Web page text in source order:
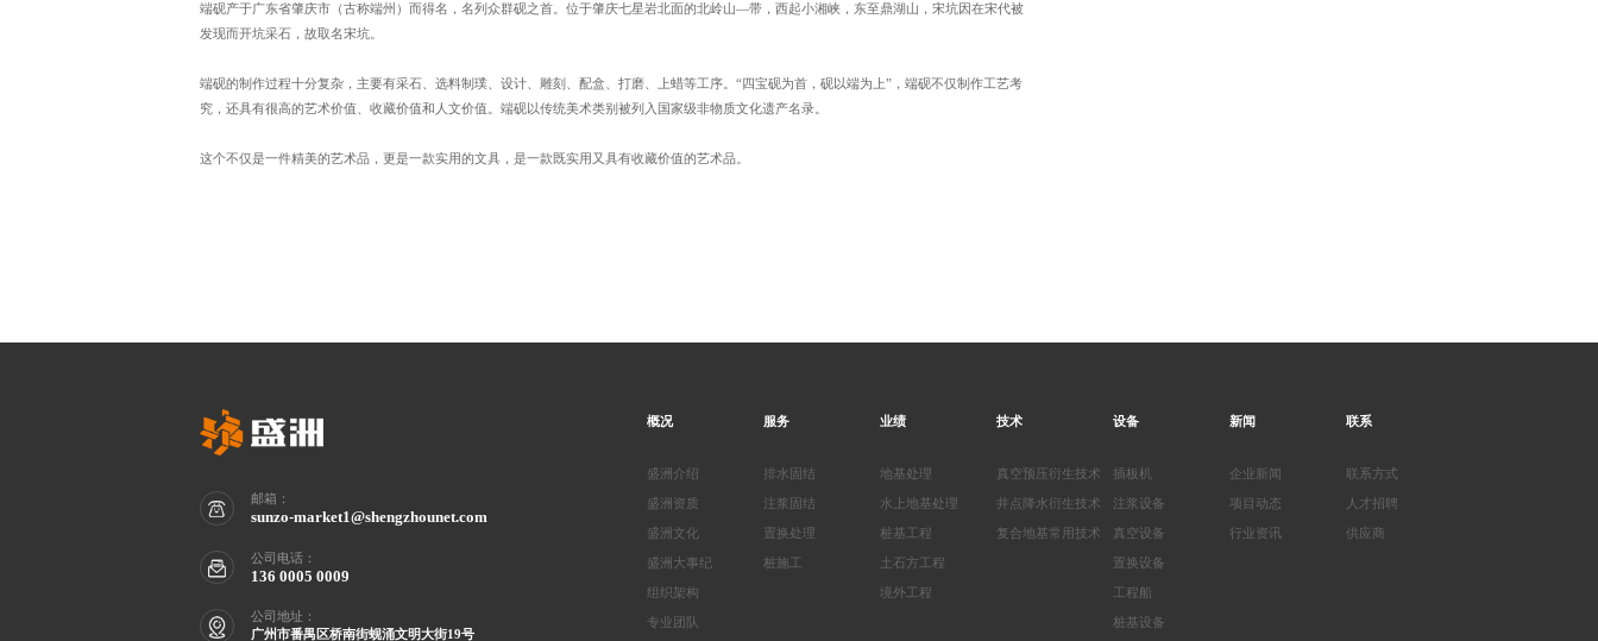
端砚产于广东省肇庆市（古称端州）而得名，名列众群砚之首。位于肇庆七星岩北面的北岭山—带，西起小湘峡，东至鼎湖山，宋坑因在宋代被
发现而开坑采石，故取名宋坑。
端砚的制作过程十分复杂，主要有采石、选料制璞、设计、雕刻、配盒、打磨、上蜡等工序。“四宝砚为首，砚以端为上”，端砚不仅制作工艺考
究，还具有很高的艺术价值、收藏价值和人文价值。端砚以传统美术类别被列入国家级非物质文化遗产名录。
这个不仅是一件精美的艺术品，更是一款实用的文具，是一款既实用又具有收藏价值的艺术品。
邮箱：
sunzo-market1@shengzhounet.com
公司电话：
136 0005 0009
公司地址：
广州市番禺区桥南街蚬涌文明大街19号
概况
盛洲介绍
盛洲资质
盛洲文化
盛洲大事纪
组织架构
专业团队
服务
排水固结
注浆固结
置换处理
桩施工
业绩
地基处理
水上地基处理
桩基工程
土石方工程
境外工程
技术
真空预压衍生技术
井点降水衍生技术
复合地基常用技术
设备
插板机
注浆设备
真空设备
置换设备
工程船
桩基设备
新闻
企业新闻
项目动态
行业资讯
联系
联系方式
人才招聘
供应商